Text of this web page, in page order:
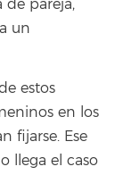
pareja,
un
estos
en los
fijarse. Ese
llega el caso